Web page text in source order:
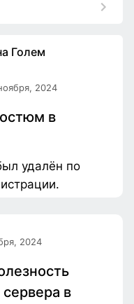
Голем
2024
в
удалён по
2024
в